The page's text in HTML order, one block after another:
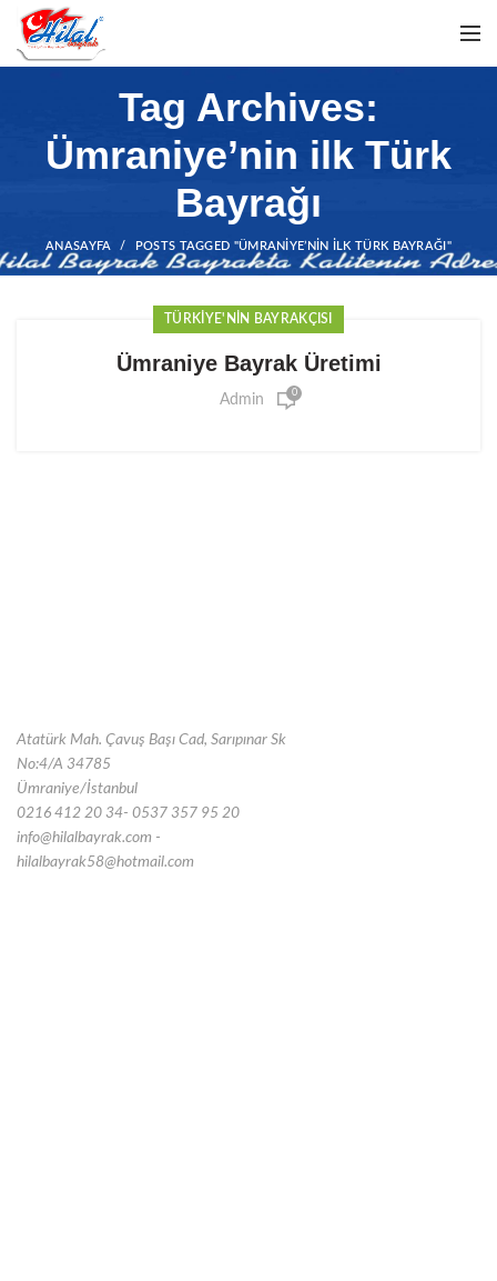
Tag Archives:
Ümraniye’nin ilk Türk
Bayrağı
ANASAYFA POSTS TAGGED "ÜMRANIYE’NIN ILK TÜRK BAYRAĞI"
TÜRKIYE'NIN BAYRAKÇISI
Ümraniye Bayrak Üretimi
Admin 0
Atatürk Mah. Çavuş Başı Cad, Sarıpınar Sk
No:4/A 34785
Ümraniye/İstanbul
0216 412 20 34- 0537 357 95 20
info@hilalbayrak.com -
hilalbayrak58@hotmail.com